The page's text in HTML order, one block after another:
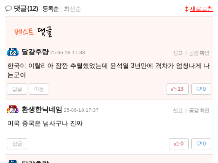
댓글(12) 등록순 최신순 새로고침
달걀후량 25-06-18 17:38 신고 | 공감 확인
한국이 이탈리아 잠깐 추월했었는데 윤석열 3년만에 격차가 엄청나게 나
는군아
답글 이동 0
13
환생한닉네임 25-06-18 17:37 신고 | 공감 확인
미국 중국은 넘사구나 진짜
답글 0
0